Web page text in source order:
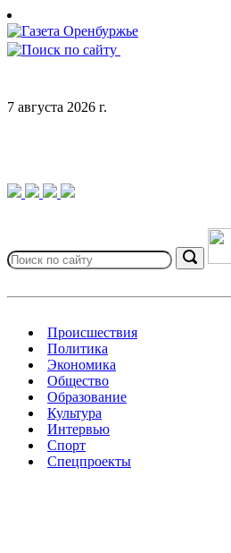
Skip
to
content
7 августа 2026 г.
for:
Search
Происшествия
Политика
Экономика
Общество
Образование
Культура
Интервью
Спорт
Спецпроекты